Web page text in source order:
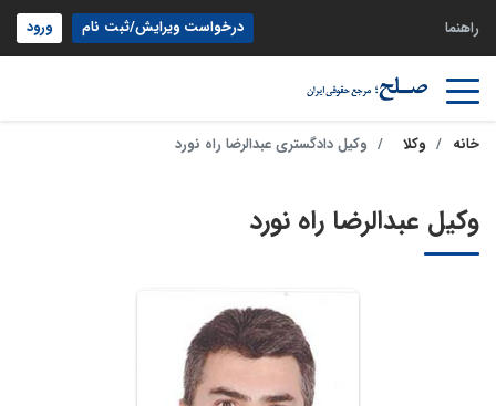
راهنما درخواست ویرایش/ثبت نام ورود
خانه وکلا وکیل دادگستری عبدالرضا راه نورد
وکیل عبدالرضا راه نورد